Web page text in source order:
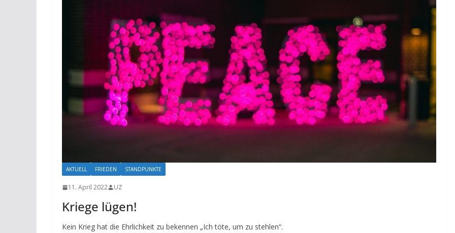
AKTUELL FRIEDEN STANDPUNKTE
11. April 2022 UZ
Kriege lügen!
Kein Krieg hat die Ehrlichkeit zu bekennen „Ich töte, um zu stehlen“.